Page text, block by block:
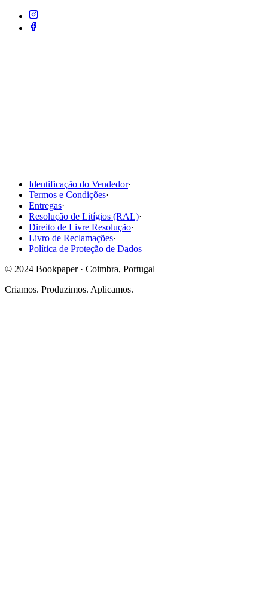
Identificação do Vendedor·
Termos e Condições·
Entregas·
Resolução de Litígios (RAL)·
Direito de Livre Resolução·
Livro de Reclamações·
Política de Proteção de Dados
© 2024 Bookpaper · Coimbra, Portugal
Criamos. Produzimos. Aplicamos.